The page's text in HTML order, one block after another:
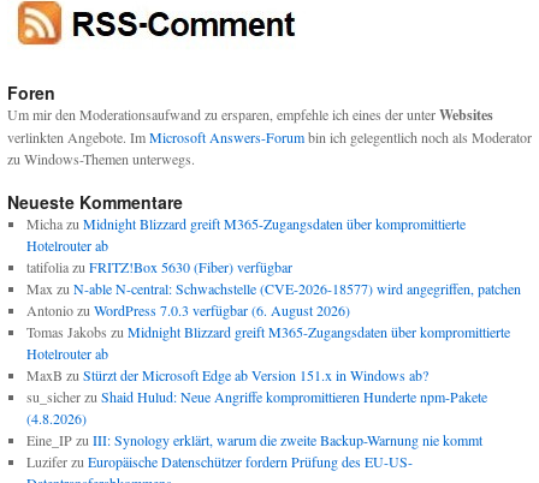
Foren
Um mir den Moderationsaufwand zu ersparen, empfehle ich eines der unterWebsites
verlinkten Angebote. ImMicrosoft Answers-Forumbin ich gelegentlich noch als Moderator
zu Windows-Themen unterwegs.
Neueste Kommentare
Michazu Midnight Blizzard greift M365-Zugangsdaten über kompromittierte
Hotelrouter ab
tatifoliazu FRITZ!Box 5630 (Fiber) verfügbar
Max zu N-able N-central: Schwachstelle (CVE-2026-18577) wird angegriffen, patchen
Antoniozu WordPress 7.0.3 verfügbar (6. August 2026)
Tomas Jakobs zu Midnight Blizzard greift M365-Zugangsdaten über kompromittierte
Hotelrouter ab
MaxB zu Stürzt der Microsoft Edge ab Version 151.x in Windows ab?
su_sicherzu Shaid Hulud: Neue Angriffe kompromittieren Hunderte npm-Pakete
(4.8.2026)
Eine_IPzu III: Synology erklärt, warum die zweite Backup-Warnung nie kommt
Luziferzu Europäische Datenschützer fordern Prüfung des EU-US-